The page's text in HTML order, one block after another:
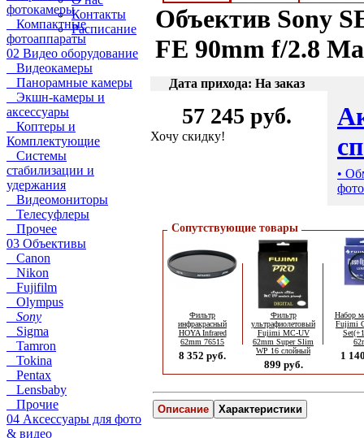
Контакты
Расписание
фотокамеры
Компактные
фотоаппараты
02 Видео оборудование
Видеокамеры
Панорамные камеры
Экшн-камеры и
аксессуары
Коптеры и
Комплектующие
Системы
стабилизации и
удержания
Видеомониторы
Телесуфлеры
Прочее
03 Объективы
Canon
Nikon
Fujifilm
Olympus
Sony
Sigma
Tamron
Tokina
Pentax
Lensbaby
Прочие
04 Аксессуары для фото
& видео
Объектив Sony
FE 90mm f/2.8
Дата прихода: На заказ
57 245 руб.
Хочу скидку!
•
Сопутствующие товары
Фильтр
инфракрасный
HOYA Infrared
62mm 76515
8 352 руб.
Фильтр
ультрафиолетовый
Fujimi MC-UV
62mm Super Slim
WP 16 слойный
899 руб.
Набор
Fujimi
1
Описание Характеристики